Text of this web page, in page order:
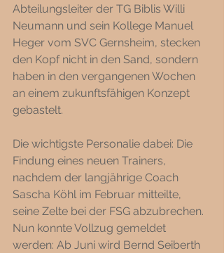
Abteilungsleiter der TG Biblis Willi
Neumann und sein Kollege Manuel
Heger vom SVC Gernsheim, stecken
den Kopf nicht in den Sand, sondern
haben in den vergangenen Wochen
an einem zukunftsfähigen Konzept
gebastelt.
Die wichtigste Personalie dabei: Die
Findung eines neuen Trainers,
nachdem der langjährige Coach
Sascha Köhl im Februar mitteilte,
seine Zelte bei der FSG abzubrechen.
Nun konnte Vollzug gemeldet
werden: Ab Juni wird Bernd Seiberth